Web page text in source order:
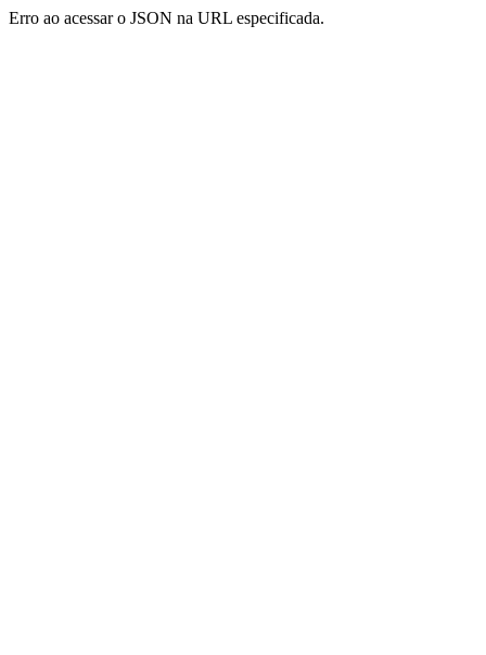
Erro ao acessar o JSON na URL especificada.